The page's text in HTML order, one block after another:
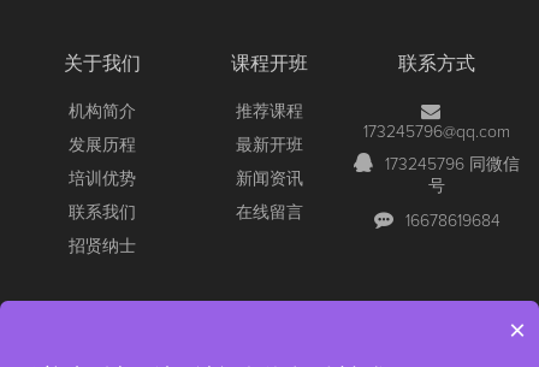
关于我们
机构简介
发展历程
培训优势
联系我们
招贤纳士
课程开班
推荐课程
最新开班
新闻资讯
在线留言
联系方式
173245796@qq.com
173245796 同微信
号
16678619684
×